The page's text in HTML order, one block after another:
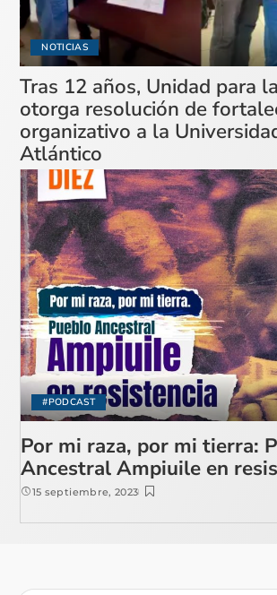
NOTICIAS
Tras 12 años, Unidad para
otorga resolución de
organizativo a la
Atlántico
#PODCAST
Por mi raza, por mi tierra:
Ancestral Ampiuile en
15 septiembre, 2023